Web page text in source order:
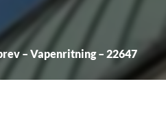
– Vapenritning – 22647